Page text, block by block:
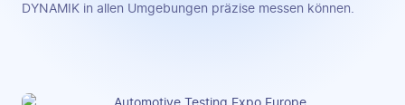
DYNAMIK in allen Umgebungen präzise messen können.